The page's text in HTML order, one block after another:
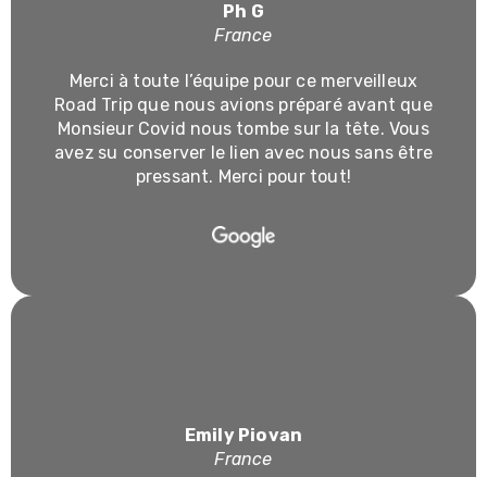
Ph G
France
Merci à toute l’équipe pour ce merveilleux
Road Trip que nous avions préparé avant que
Monsieur Covid nous tombe sur la tête. Vous
avez su conserver le lien avec nous sans être
pressant. Merci pour tout!
Emily Piovan
France